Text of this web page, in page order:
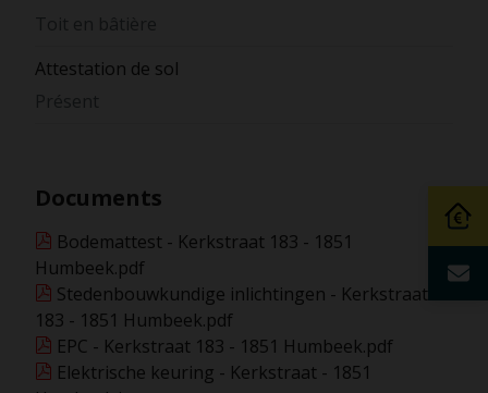
Attestation de sol
Documents
Bodemattest - Kerkstraat 183 - 1851
Humbeek.pdf
Stedenbouwkundige inlichtingen - Kerkstraat
183 - 1851 Humbeek.pdf
EPC - Kerkstraat 183 - 1851 Humbeek.pdf
Elektrische keuring - Kerkstraat - 1851